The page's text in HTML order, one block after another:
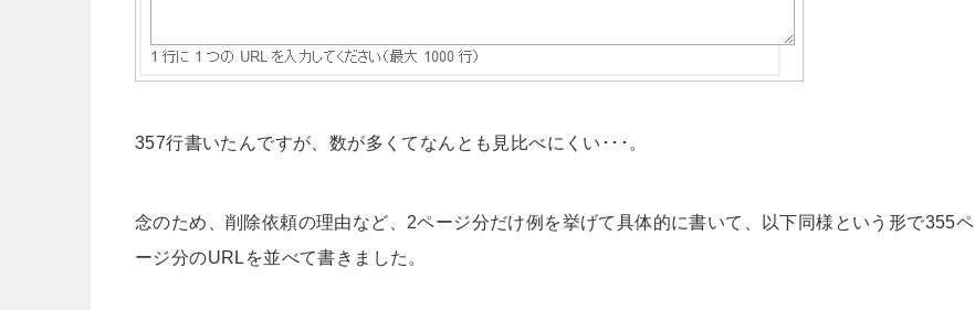
357行書いたんですが、数が多くてなんとも見比べにくい･･･。
念のため、削除依頼の理由など、2ページ分だけ例を挙げて具体的に書いて、以下同様という形で355ペ
ージ分のURLを並べて書きました。